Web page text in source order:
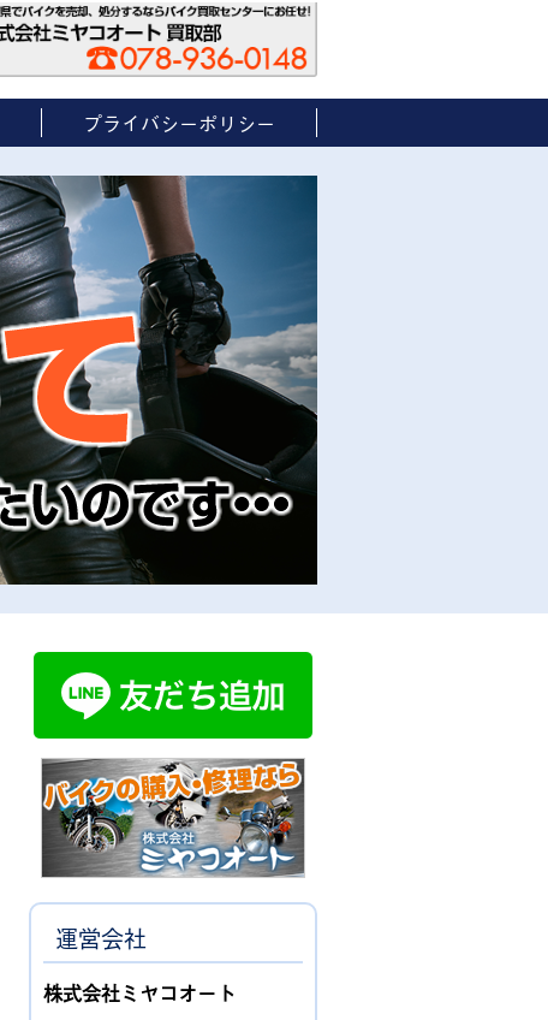
プライバシーポリシー
運営会社
株式会社ミヤコオート